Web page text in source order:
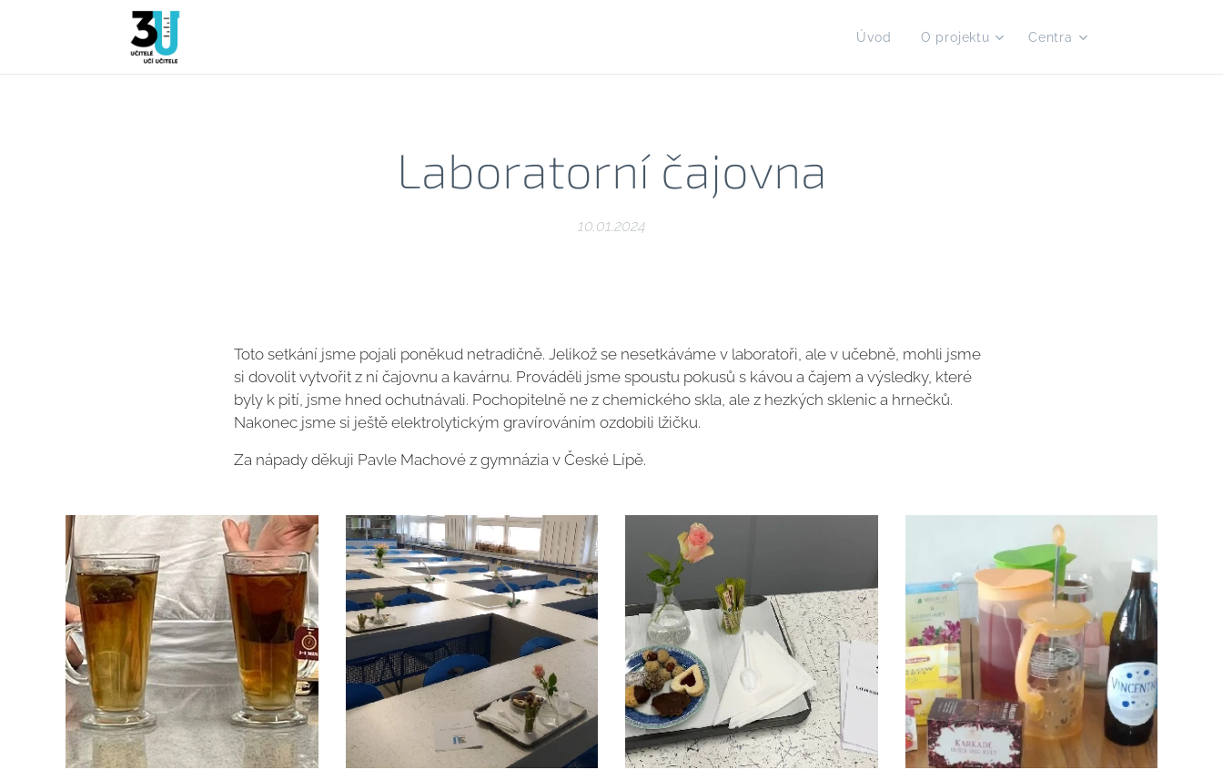
Úvod O projektu Centra
Laboratorní čajovna
10.01.2024
Toto setkání jsme pojali poněkud netradičně. Jelikož se nesetkáváme v laboratoři, ale v učebně, mohli jsme
si dovolit vytvořit z ní čajovnu a kavárnu. Prováděli jsme spoustu pokusů s kávou a čajem a výsledky, které
byly k pití, jsme hned ochutnávali. Pochopitelně ne z chemického skla, ale z hezkých sklenic a hrnečků.
Nakonec jsme si ještě elektrolytickým gravírováním ozdobili lžičku.
Za nápady děkuji Pavle Machové z gymnázia v České Lípě.